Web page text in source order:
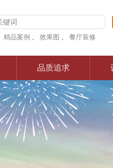
精品案例 、 效果图 、 餐厅装修
品质追求